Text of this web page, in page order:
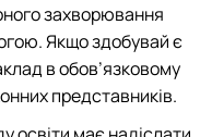
захворювання
Якщо здобувай є
в обов’язковому
представників.